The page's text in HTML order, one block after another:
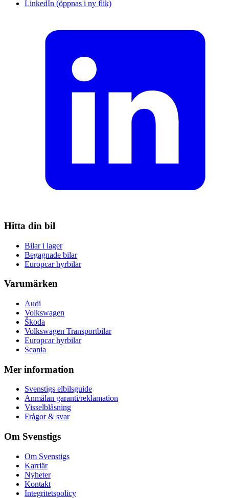
LinkedIn (öppnas i ny flik)
Hitta din bil
Bilar i lager
Begagnade bilar
Europcar hyrbilar
Varumärken
Audi
Volkswagen
Škoda
Volkswagen Transportbilar
Europcar hyrbilar
Scania
Mer information
Svenstigs elbilsguide
Anmälan garanti/reklamation
Visselblåsning
Frågor & svar
Om Svenstigs
Om Svenstigs
Karriär
Nyheter
Kontakt
Integritetspolicy